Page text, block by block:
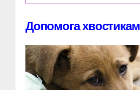
Допомога хвостикам